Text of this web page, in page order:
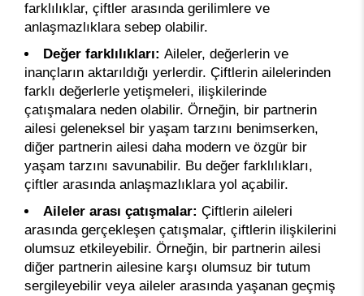
farklılıklar, çiftler arasında gerilimlere ve
anlaşmazlıklara sebep olabilir.
Değer farklılıkları: Aileler, değerlerin ve
inançların aktarıldığı yerlerdir. Çiftlerin ailelerinden
farklı değerlerle yetişmeleri, ilişkilerinde
çatışmalara neden olabilir. Örneğin, bir partnerin
ailesi geleneksel bir yaşam tarzını benimserken,
diğer partnerin ailesi daha modern ve özgür bir
yaşam tarzını savunabilir. Bu değer farklılıkları,
çiftler arasında anlaşmazlıklara yol açabilir.
Aileler arası çatışmalar: Çiftlerin aileleri
arasında gerçekleşen çatışmalar, çiftlerin ilişkilerini
olumsuz etkileyebilir. Örneğin, bir partnerin ailesi
diğer partnerin ailesine karşı olumsuz bir tutum
sergileyebilir veya aileler arasında yaşanan geçmiş